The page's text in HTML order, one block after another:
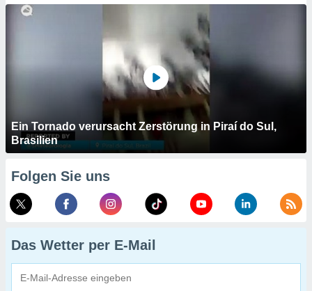
Ein Tornado verursacht Zerstörung in Piraí do Sul,
Brasilien
Folgen Sie uns
Das Wetter per E-Mail